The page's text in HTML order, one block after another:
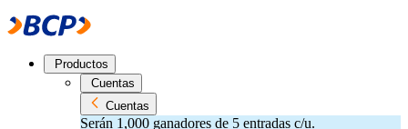
Productos
Cuentas
Cuentas
Serán 1,000 ganadores de 5 entradas c/u.